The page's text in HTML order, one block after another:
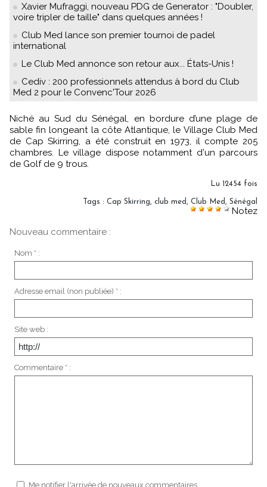
Xavier Mufraggi, nouveau PDG de Generator : "Doubler,
voire tripler de taille" dans quelques années !
Club Med lance son premier tournoi de padel
international
Le Club Med annonce son retour aux... États-Unis !
Cediv : 200 professionnels attendus à bord du Club
Med 2 pour le Convenc'Tour 2026
Niché au Sud du Sénégal, en bordure d’une plage de
sable fin longeant la côte Atlantique, le Village Club Med
de Cap Skirring, a été construit en 1973, il compte 205
chambres. Le village dispose notamment d'un parcours
de Golf de 9 trous.
Lu 12454 fois
Tags : Cap Skirring, club med, Club Med, Sénégal
Notez
Nouveau commentaire :
Nom * :
Adresse email (non publiée) * :
Site web :
Commentaire * :
Me notifier l'arrivée de nouveaux commentaires